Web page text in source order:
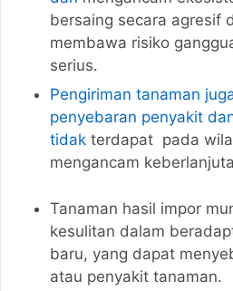
bersaing secara agresif
membawa risiko
serius.
Pengiriman tanaman
penyebaran penyakit
tidak terdapat pada
mengancam
Tanaman hasil impor
kesulitan dalam
baru, yang dapat
atau penyakit tanaman.